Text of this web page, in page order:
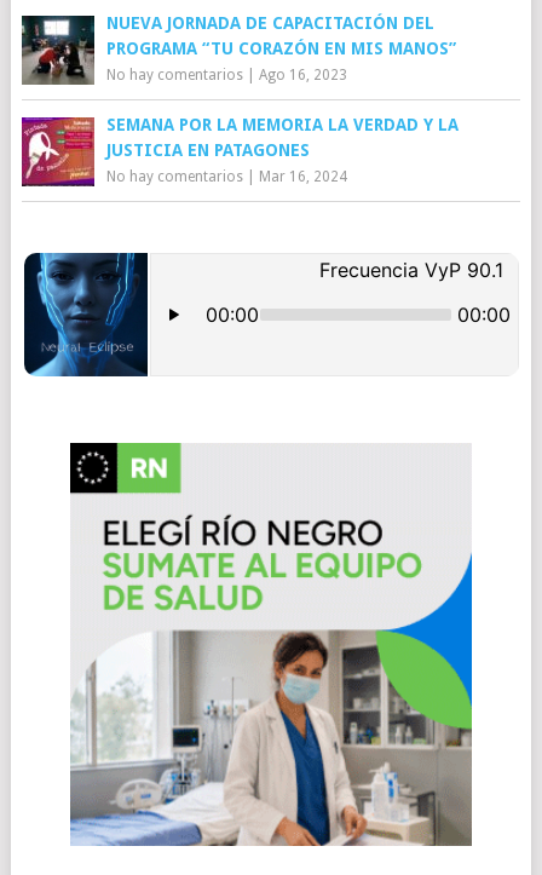
NUEVA JORNADA DE CAPACITACIÓN DEL
PROGRAMA “TU CORAZÓN EN MIS MANOS”
No hay comentarios| Ago 16, 2023
SEMANA POR LA MEMORIA LA VERDAD Y LA
JUSTICIA EN PATAGONES
No hay comentarios| Mar 16, 2024